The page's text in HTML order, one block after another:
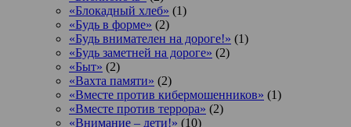
«Блокадный хлеб» (1)
«Будь в форме» (2)
«Будь внимателен на дороге!» (1)
«Будь заметней на дороге» (2)
«Быт» (2)
«Вахта памяти» (2)
«Вместе против кибермошенников» (1)
«Вместе против террора» (2)
«Внимание – дети!» (10)